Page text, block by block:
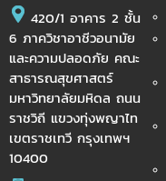
420/1 อาคาร 2 ชั้น
6 ภาควิชาอาชีวอนามัย
และความปลอดภัย คณะ
สาธารณสุขศาสตร์
มหาวิทยาลัยมหิดล ถนน
ราชวิถี แขวงทุ่งพญาไท
เขตราชเทวี กรุงเทพฯ
10400